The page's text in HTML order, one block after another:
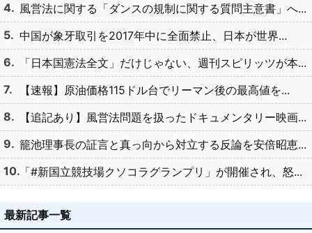
風営法に関する「ダンスの規制に関する質問主意書」へ...
中国が象牙取引を2017年中に全面禁止、日本が世界...
「日本国憲法全文」だけじゃない、週刊スピリッツが本...
【速報】原油価格115ドル台でリーマン後の最高値を...
【追記あり】風営法問題を扱ったドキュメンタリー映画...
籠池理事長の証言と真っ向から対立する反論を安倍昭恵...
「#新国立競技場クソコラグランプリ」が開催され、怒...
最新記事一覧